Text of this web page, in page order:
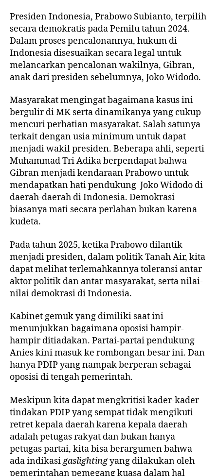
Presiden Indonesia, Prabowo Subianto, terpilih
secara demokratis pada Pemilu tahun 2024.
Dalam proses pencalonannya, hukum di
Indonesia disesuaikan secara legal untuk
melancarkan pencalonan wakilnya, Gibran,
anak dari presiden sebelumnya, Joko Widodo.
Masyarakat mengingat bagaimana kasus ini
bergulir di MK serta dinamikanya yang cukup
mencuri perhatian masyarakat. Salah satunya
terkait dengan usia minimum untuk dapat
menjadi wakil presiden. Beberapa ahli, seperti
Muhammad Tri Adika berpendapat bahwa
Gibran menjadi kendaraan Prabowo untuk
mendapatkan hati pendukung Joko Widodo di
daerah-daerah di Indonesia. Demokrasi
biasanya mati secara perlahan bukan karena
kudeta.
Pada tahun 2025, ketika Prabowo dilantik
menjadi presiden, dalam politik Tanah Air, kita
dapat melihat terlemahkannya toleransi antar
aktor politik dan antar masyarakat, serta nilai-
nilai demokrasi di Indonesia.
Kabinet gemuk yang dimiliki saat ini
menunjukkan bagaimana oposisi hampir-
hampir ditiadakan. Partai-partai pendukung
Anies kini masuk ke rombongan besar ini. Dan
hanya PDIP yang nampak berperan sebagai
oposisi di tengah pemerintah.
Meskipun kita dapat mengkritisi kader-kader
tindakan PDIP yang sempat tidak mengikuti
retret kepala daerah karena kepala daerah
adalah petugas rakyat dan bukan hanya
petugas partai, kita bisa berargumen bahwa
ada indikasigaslightingyang dilakukan oleh
pemerintahan pemegang kuasa dalam hal